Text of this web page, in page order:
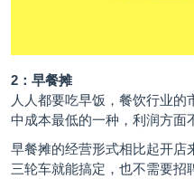
2：早餐摊
人人都要吃早饭，餐饮行业
中成本最低的一种，利润方面
早餐摊的经营形式相比起开店
三轮车就能搞定，也不需要招